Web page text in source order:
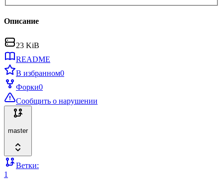
Описание
23 KiB
README
В избранном0
Форки0
Сообщить о нарушении
master
Ветки:
1